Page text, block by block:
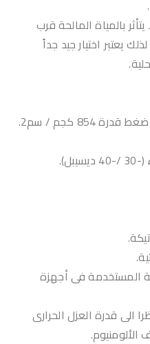
بالمياة المالحة قرب
يعتبر اختيار جيد جداً
854 كجم / سم2.
المستخدمة فى أجهزة
الى قدرة العزل الحرارى